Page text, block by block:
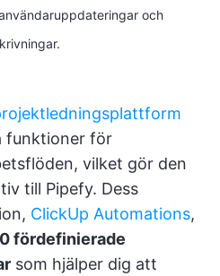
och
funktioner för
vilket gör den
till Pipefy. Dess
ClickUp Automations,
fördefinierade
som hjälper dig att